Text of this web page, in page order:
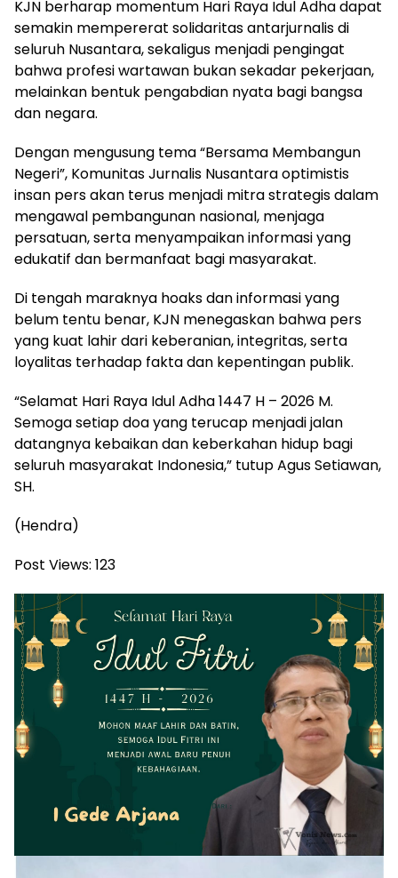
KJN berharap momentum Hari Raya Idul Adha dapat
semakin mempererat solidaritas antarjurnalis di
seluruh Nusantara, sekaligus menjadi pengingat
bahwa profesi wartawan bukan sekadar pekerjaan,
melainkan bentuk pengabdian nyata bagi bangsa
dan negara.
Dengan mengusung tema “Bersama Membangun
Negeri”, Komunitas Jurnalis Nusantara optimistis
insan pers akan terus menjadi mitra strategis dalam
mengawal pembangunan nasional, menjaga
persatuan, serta menyampaikan informasi yang
edukatif dan bermanfaat bagi masyarakat.
Di tengah maraknya hoaks dan informasi yang
belum tentu benar, KJN menegaskan bahwa pers
yang kuat lahir dari keberanian, integritas, serta
loyalitas terhadap fakta dan kepentingan publik.
“Selamat Hari Raya Idul Adha 1447 H – 2026 M.
Semoga setiap doa yang terucap menjadi jalan
datangnya kebaikan dan keberkahan hidup bagi
seluruh masyarakat Indonesia,” tutup Agus Setiawan,
SH.
(Hendra)
Post Views: 123